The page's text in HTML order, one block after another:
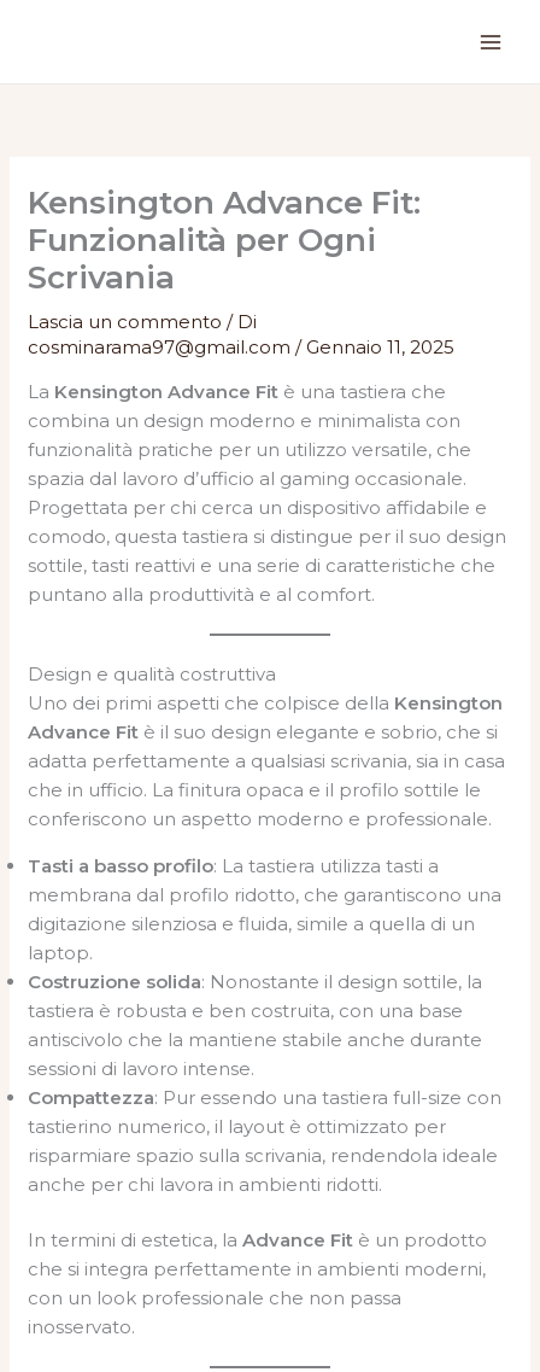
Kensington Advance Fit:
Funzionalità per Ogni
Scrivania
Lascia un commento / Di
cosminarama97@gmail.com/Gennaio 11, 2025
La Kensington Advance Fit è una tastiera che
combina un design moderno e minimalista con
funzionalità pratiche per un utilizzo versatile, che
spazia dal lavoro d’ufficio al gaming occasionale.
Progettata per chi cerca un dispositivo affidabile e
comodo, questa tastiera si distingue per il suo design
sottile, tasti reattivi e una serie di caratteristiche che
puntano alla produttività e al comfort.
Design e qualità costruttiva
Uno dei primi aspetti che colpisce della Kensington
Advance Fit è il suo design elegante e sobrio, che si
adatta perfettamente a qualsiasi scrivania, sia in casa
che in ufficio. La finitura opaca e il profilo sottile le
conferiscono un aspetto moderno e professionale.
Tasti a basso profilo: La tastiera utilizza tasti a
membrana dal profilo ridotto, che garantiscono una
digitazione silenziosa e fluida, simile a quella di un
laptop.
Costruzione solida: Nonostante il design sottile, la
tastiera è robusta e ben costruita, con una base
antiscivolo che la mantiene stabile anche durante
sessioni di lavoro intense.
Compattezza: Pur essendo una tastiera full-size con
tastierino numerico, il layout è ottimizzato per
risparmiare spazio sulla scrivania, rendendola ideale
anche per chi lavora in ambienti ridotti.
In termini di estetica, laAdvance Fit è un prodotto
che si integra perfettamente in ambienti moderni,
con un look professionale che non passa
inosservato.